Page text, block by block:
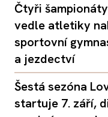
Čtyři
vedle atletiky
sportovní
a jezdectví
Šestá sezóna
startuje 7. září,